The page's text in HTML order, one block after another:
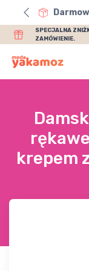
SPECJALNA
ZAMÓWIENIE.
krepem